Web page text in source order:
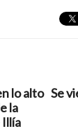
lo alto
la
Illía
Se